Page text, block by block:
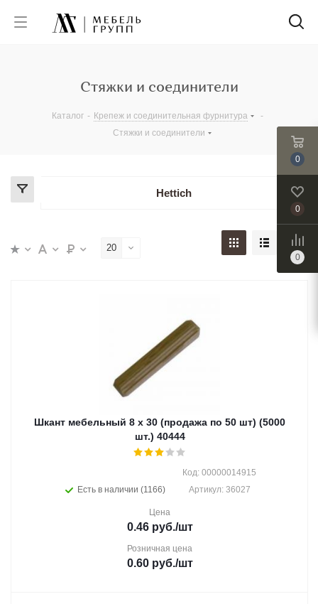
Стяжки и соединители
Каталог - Крепеж и соединительная фурнитура
-
Стяжки и соединители
Hettich
20
Шкант мебельный 8 х 30 (продажа по 50 шт) (5000
шт.) 40444
Есть в наличии (1166)
Код: 00000014915
Артикул: 36027
Цена
0.46руб./шт
Розничная цена
0.60руб./шт
0
0
0